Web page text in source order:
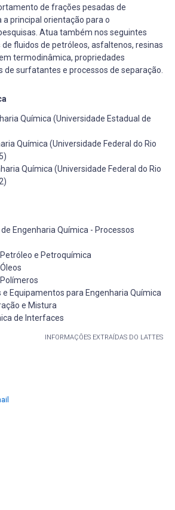
de frações pesadas de
a principal orientação para o
Atua também nos seguintes
fluidos de petróleos, asfaltenos, resinas
termodinâmica, propriedades
de surfatantes e processos de separação.
Química (Universidade Estadual de
Química (Universidade Federal do Rio
Química (Universidade Federal do Rio
Engenharia Química - Processos
e Petroquímica
Equipamentos para Engenharia Química
e Mistura
de Interfaces
INFORMAÇÕES EXTRAÍDAS DO LATTES